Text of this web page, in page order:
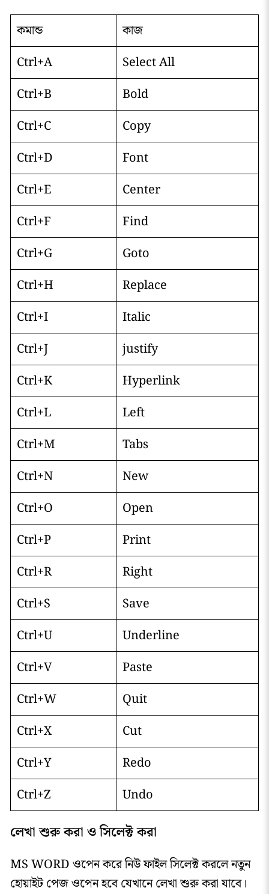
কমান্ড
কাজ
Ctrl+A
Select All
Ctrl+B
Bold
Ctrl+C
Copy
Ctrl+D
Font
Ctrl+E
Center
Ctrl+F
Find
Ctrl+G
Goto
Ctrl+H
Replace
Ctrl+I
Italic
Ctrl+J
justify
Ctrl+K
Hyperlink
Ctrl+L
Left
Ctrl+M
Tabs
Ctrl+N
New
Ctrl+O
Open
Ctrl+P
Print
Ctrl+R
Right
Ctrl+S
Save
Ctrl+U
Underline
Ctrl+V
Paste
Ctrl+W
Quit
Ctrl+X
Cut
Ctrl+Y
Redo
Ctrl+Z
Undo
লেখা শুরু করা ও সিলেক্ট করা
MS WORD ওপেন করে নিউ ফাইল সিলেক্ট করলে নতুন
হোয়াইট পেজ ওপেন হবে যেখানে লেখা শুরু করা যাবে।